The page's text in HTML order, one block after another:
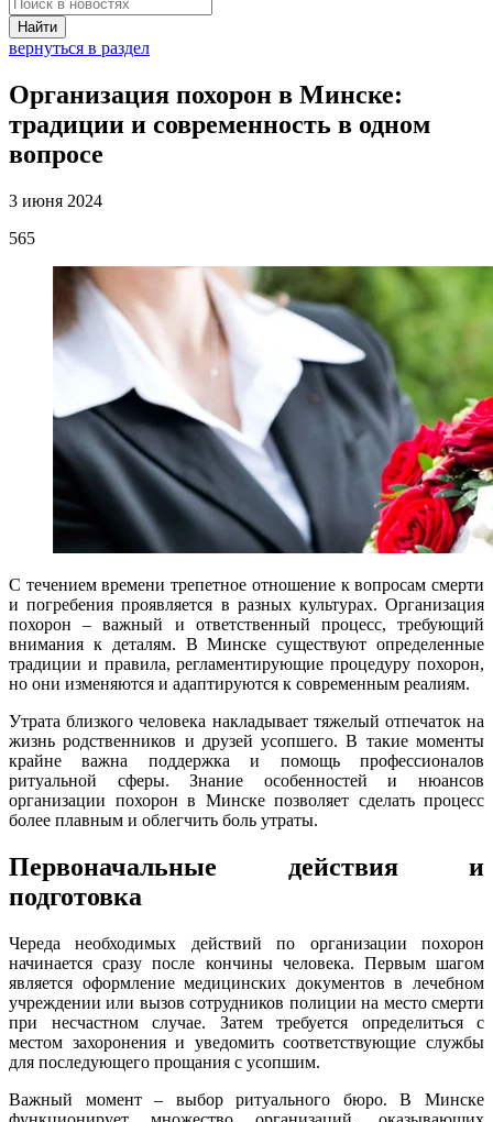
Найти
вернуться в раздел
Организация похорон в Минске:
традиции и современность в одном
вопросе
3 июня 2024
565
С течением времени трепетное отношение к вопросам смерти
и погребения проявляется в разных культурах. Организация
похорон – важный и ответственный процесс, требующий
внимания к деталям. В Минске существуют определенные
традиции и правила, регламентирующие процедуру похорон,
но они изменяются и адаптируются к современным реалиям.
Утрата близкого человека накладывает тяжелый отпечаток на
жизнь родственников и друзей усопшего. В такие моменты
крайне важна поддержка и помощь профессионалов
ритуальной сферы. Знание особенностей и нюансов
организации похорон в Минске позволяет сделать процесс
более плавным и облегчить боль утраты.
Первоначальные действия и
подготовка
Череда необходимых действий по организации похорон
начинается сразу после кончины человека. Первым шагом
является оформление медицинских документов в лечебном
учреждении или вызов сотрудников полиции на место смерти
при несчастном случае. Затем требуется определиться с
местом захоронения и уведомить соответствующие службы
для последующего прощания с усопшим.
Важный момент – выбор ритуального бюро. В Минске